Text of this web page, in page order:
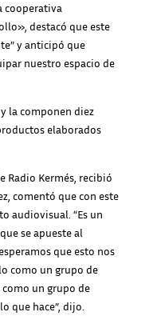
cooperativa
destacó que este
y anticipó que
nuestro espacio de
la componen diez
elaborados
Radio Kermés, recibió
comentó que con este
audiovisual. “Es un
se apueste al
que esto nos
como un grupo de
un grupo de
que hace”, dijo.